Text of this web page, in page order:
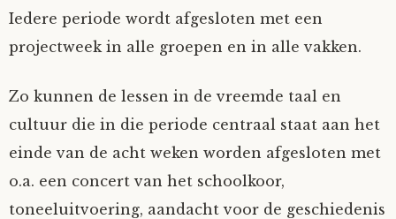
Schooltijden
Iedere periode wordt afgesloten met een
projectweek in alle groepen en in alle vakken.
Zo kunnen de lessen in de vreemde taal en
cultuur die in die periode centraal staat aan het
einde van de acht weken worden afgesloten met
o.a. een concert van het schoolkoor,
toneeluitvoering, aandacht voor de geschiedenis